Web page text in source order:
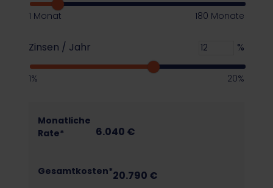
1 Monat 180 Monate
Zinsen / Jahr %
1% 20%
Monatliche
Rate*
6.040 €
Gesamtkosten*20.790 €